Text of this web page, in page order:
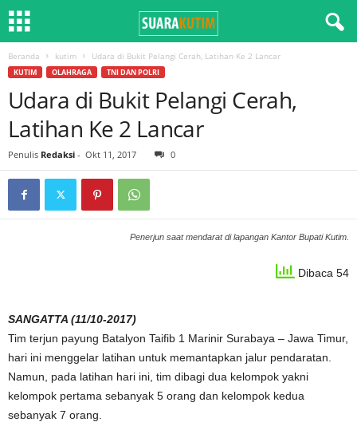
Beranda kutim Udara di Bukit Pelangi Cerah, Latihan Ke 2 Lancar
KUTIM OLAHRAGA TNI DAN POLRI
Udara di Bukit Pelangi Cerah,
Latihan Ke 2 Lancar
Penulis Redaksi - Okt 11, 2017 0
Penerjun saat mendarat di lapangan Kantor Bupati Kutim.
Dibaca 54
SANGATTA (11/10-2017)
Tim terjun payung Batalyon Taifib 1 Marinir Surabaya – Jawa Timur,
hari ini menggelar latihan untuk memantapkan jalur pendaratan.
Namun, pada latihan hari ini, tim dibagi dua kelompok yakni
kelompok pertama sebanyak 5 orang dan kelompok kedua
sebanyak 7 orang.